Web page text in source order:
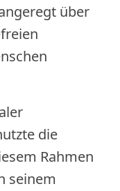
über
die
Rahmen
seinem